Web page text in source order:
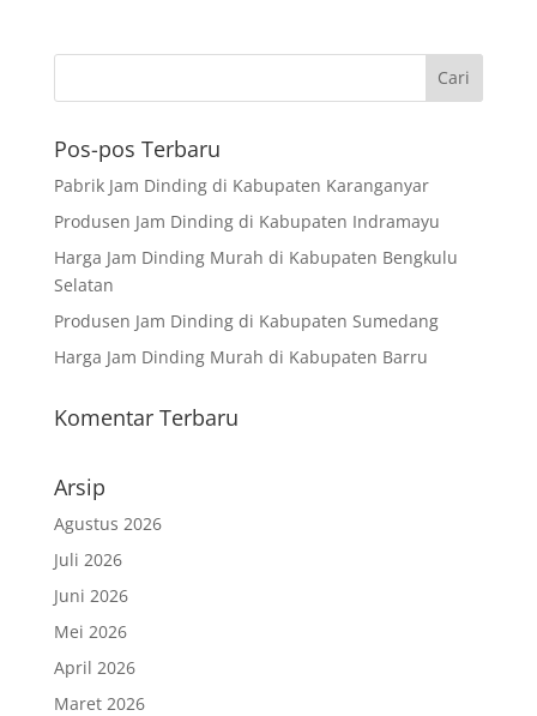
Pos-pos Terbaru
Pabrik Jam Dinding di Kabupaten Karanganyar
Produsen Jam Dinding di Kabupaten Indramayu
Harga Jam Dinding Murah di Kabupaten Bengkulu
Selatan
Produsen Jam Dinding di Kabupaten Sumedang
Harga Jam Dinding Murah di Kabupaten Barru
Komentar Terbaru
Arsip
Agustus 2026
Juli 2026
Juni 2026
Mei 2026
April 2026
Maret 2026